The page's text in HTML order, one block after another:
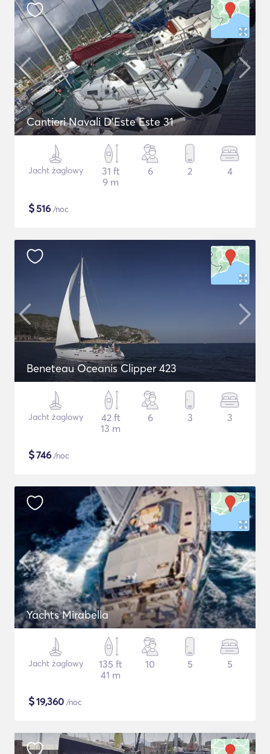
Cantieri Navali D'Este Este 31
Jacht żaglowy
31 ft
9 m
6 2 4
$516 /noc
Beneteau Oceanis Clipper 423
Jacht żaglowy
42 ft
13 m
6 3 3
$746 /noc
Yachts Mirabella
Jacht żaglowy
135 ft
41 m
10 5 5
$19,360 /noc